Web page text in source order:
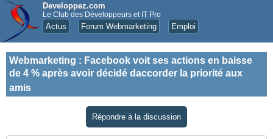
Developpez.com
Le Club des Développeurs et IT Pro
Actus Forum Webmarketing Emploi
Webmarketing : Facebook voit ses actions en baisse
de 4 % après avoir décidé daccorder la priorité aux
amis
Répondre à la discussion